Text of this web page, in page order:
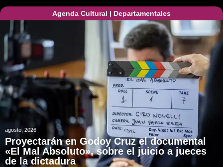
Agenda Cultural | Departamentales
agosto, 2026
Proyectarán en Godoy Cruz el documental
«El Mal Absoluto», sobre el juicio a jueces
de la dictadura